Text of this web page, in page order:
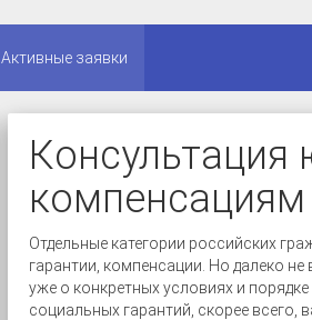
Активные заявки
Консультация
компенсациям
Отдельные категории российских
гарантии, компенсации. Но далеко
уже о конкретных условиях и
социальных гарантий, скорее всего,